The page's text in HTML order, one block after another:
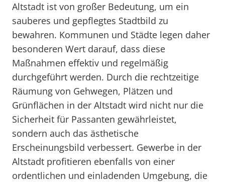
Altstadt ist von großer Bedeutung, um ein
sauberes und gepflegtes Stadtbild zu
bewahren. Kommunen und Städte legen daher
besonderen Wert darauf, dass diese
Maßnahmen effektiv und regelmäßig
durchgeführt werden. Durch die rechtzeitige
Räumung von Gehwegen, Plätzen und
Grünflächen in der Altstadt wird nicht nur die
Sicherheit für Passanten gewährleistet,
sondern auch das ästhetische
Erscheinungsbild verbessert. Gewerbe in der
Altstadt profitieren ebenfalls von einer
ordentlichen und einladenden Umgebung, die